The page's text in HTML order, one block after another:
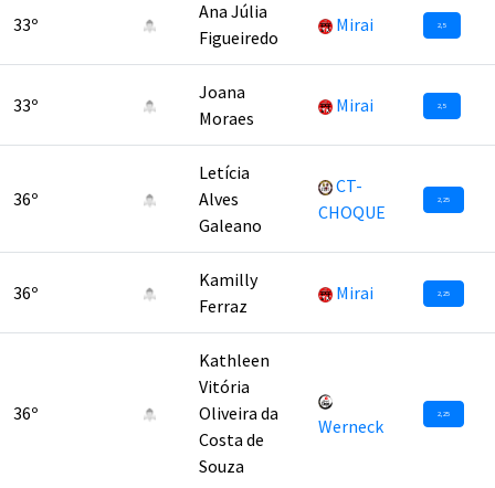
33º
Ana Júlia
Figueiredo
Mirai 2,5
33º
Joana
Moraes
Mirai 2,5
36º
Letícia
Alves
Galeano
CT-
CHOQUE
2,25
36º
Kamilly
Ferraz
Mirai 2,25
36º
Kathleen
Vitória
Oliveira da
Costa de
Souza
Werneck
2,25